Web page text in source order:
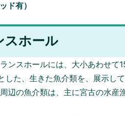
ド有）
スホール
ンスホールには、大小あわせて
した、生きた魚介類を、展示して
辺の魚介類は、主に宮古の水